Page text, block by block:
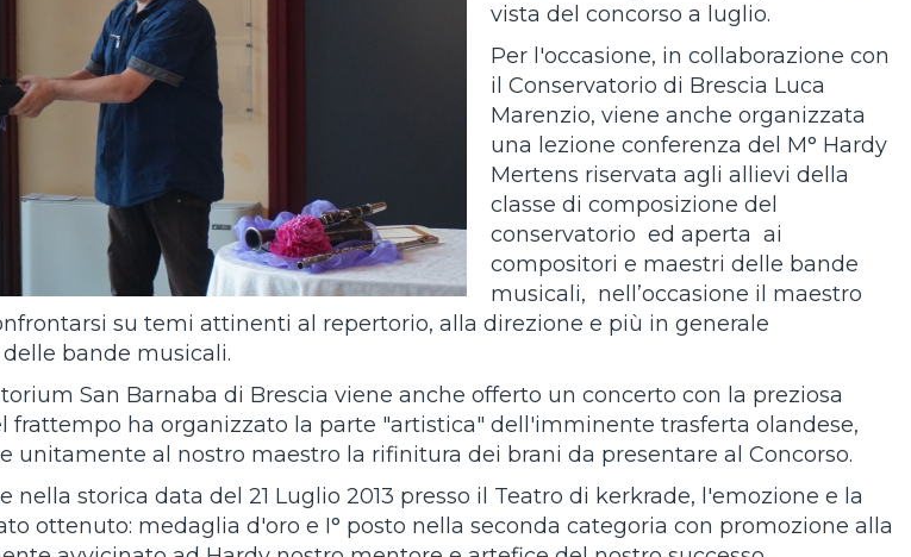
vista del concorso a luglio.
Per l'occasione, in collaborazione con
il Conservatorio di Brescia Luca
Marenzio, viene anche organizzata
una lezione conferenza del M° Hardy
Mertens riservata agli allievi della
classe di composizione del
conservatorio ed aperta ai
compositori e maestri delle bande
musicali, nell’occasione il maestro
su temi attinenti al repertorio, alla direzione e più in generale
bande musicali.
San Barnaba di Brescia viene anche offerto un concerto con la preziosa
frattempo ha organizzato la parte "artistica" dell'imminente trasferta olandese,
unitamente al nostro maestro la rifinitura dei brani da presentare al Concorso.
nella storica data del 21 Luglio 2013 presso il Teatro di kerkrade, l'emozione e la
ottenuto: medaglia d'oro e I° posto nella seconda categoria con promozione alla